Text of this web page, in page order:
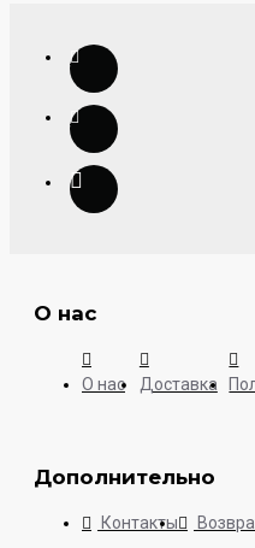
О нас
О нас Доставка
Дополнительно
Контакты